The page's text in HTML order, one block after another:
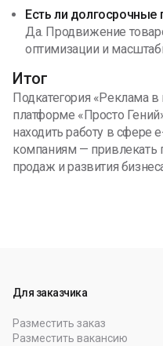
Есть ли долгосрочные
Да. Продвижение
оптимизации и
Итог
Подкатегория «Реклама
платформе «Просто
находить работу в сфере
компаниям — привлекать
продаж и развития
Для заказчика
Разместить заказ
Разместить вакансию